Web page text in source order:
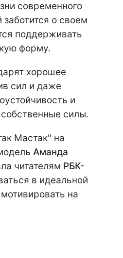
современного
о своем
поддерживать
форму.
хорошее
сил и даже
и
силы.
Мастак" на
Аманда
читателям РБК-
в идеальной
на